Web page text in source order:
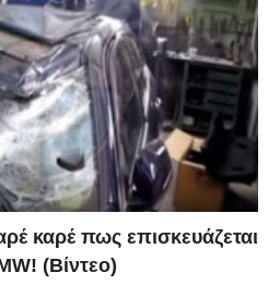
καρέ πως επισκευάζεται
(Βίντεο)